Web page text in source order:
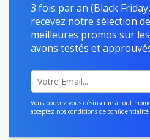
3 fois par an (Black
recevez notre sélection
meilleures promos sur
avons testés et
Vous pouvez vous désinscrire à tout
acceptez nos conditions de confidentialité